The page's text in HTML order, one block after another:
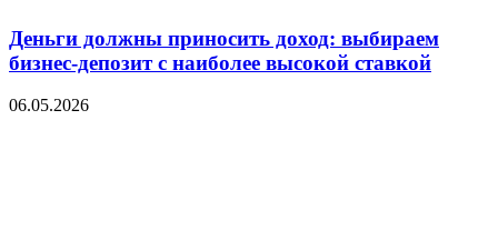
Деньги должны приносить доход: выбираем
бизнес-депозит с наиболее высокой ставкой
06.05.2026